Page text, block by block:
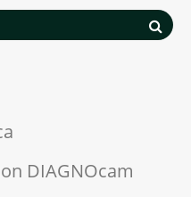
DIAGNOcam